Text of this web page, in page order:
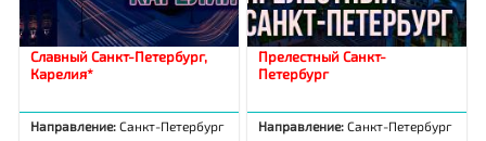
Славный Санкт-Петербург,
Карелия*
Направление:Санкт-Петербург
Прелестный Санкт-
Петербург
Направление:Санкт-Петербург